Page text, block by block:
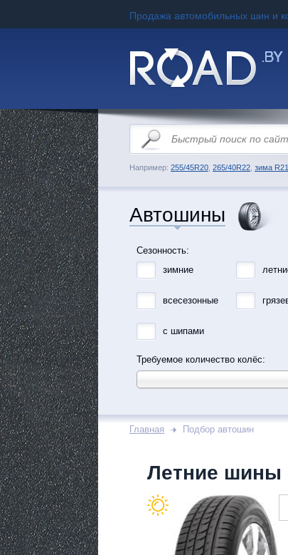
Продажа автомобильных шин и
Например: 255/45R20 265/40R22 зима R21
Автошины
Сезонность:
зимние
всесезонные
с шипами
Требуемое количество колёс:
Главная Подбор автошин
Летние шины